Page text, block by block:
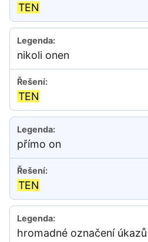
TEN
nikoli onen
TEN
přímo on
TEN
hromadné označení